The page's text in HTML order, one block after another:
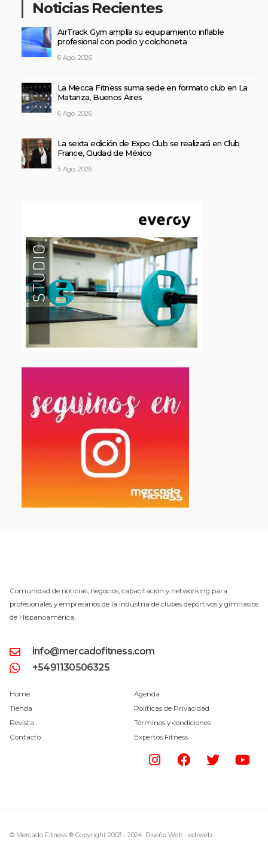
Noticias Recientes
AirTrack Gym amplía su equipamiento inflable
profesional con podio y colchoneta
6 Ago, 2026
La Mecca Fitness suma sede en formato club en La
Matanza, Buenos Aires
6 Ago, 2026
La sexta edición de Expo Club se realizará en Club
France, Ciudad de México
5 Ago, 2026
Comunidad de noticias, negocios, capacitación y networking para
profesionales y empresarios de la industria de clubes deportivos y gimnasios
de Hispanoamérica.
info@mercadofitness.com
+5491130506325
Home
Tienda
Revista
Contacto
Agenda
Políticas de Privacidad
Términos y condiciones
Expertos Fitness
© Mercado Fitness ® Copyright 2003 - 2024. Diseño Web - edrweb